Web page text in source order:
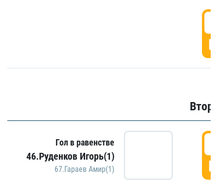
Гол в равенстве
46.Руденков Игорь(1)
67.Гараев Амир(1)